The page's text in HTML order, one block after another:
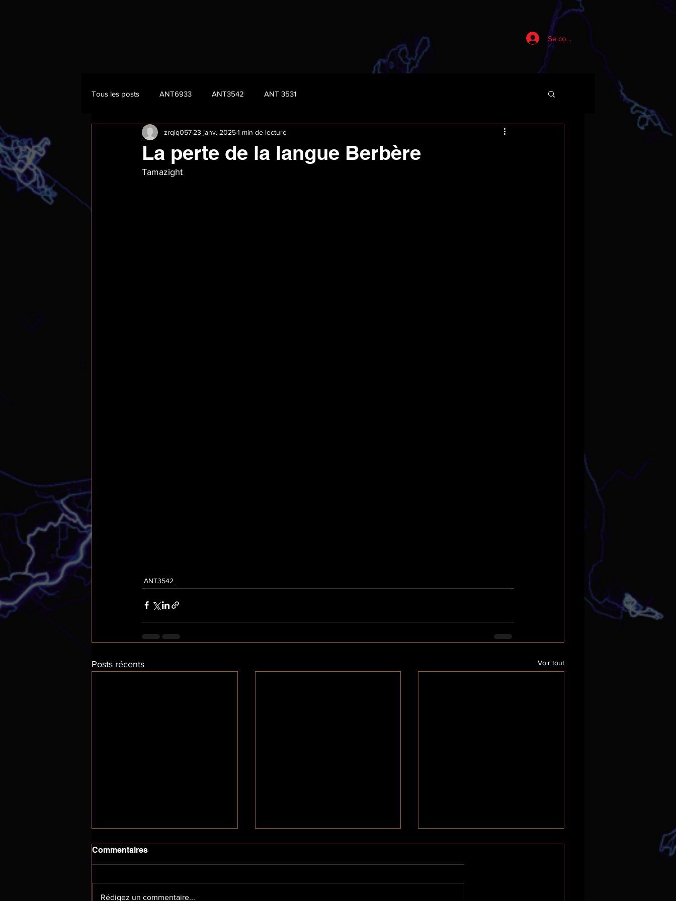
Se connecter
Tous les posts ANT6933 ANT3542 ANT 3531
La perte de la langue Berbère
zrqiq057 23 janv. 20251 min de lecture
Tamazight
ANT3542
Posts récents Voir tout
Présence
Commentaires
Rédigez un commentaire...